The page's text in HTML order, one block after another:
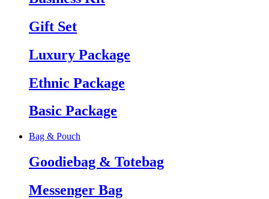
Gift Set
Luxury Package
Ethnic Package
Basic Package
Bag & Pouch
Goodiebag & Totebag
Messenger Bag